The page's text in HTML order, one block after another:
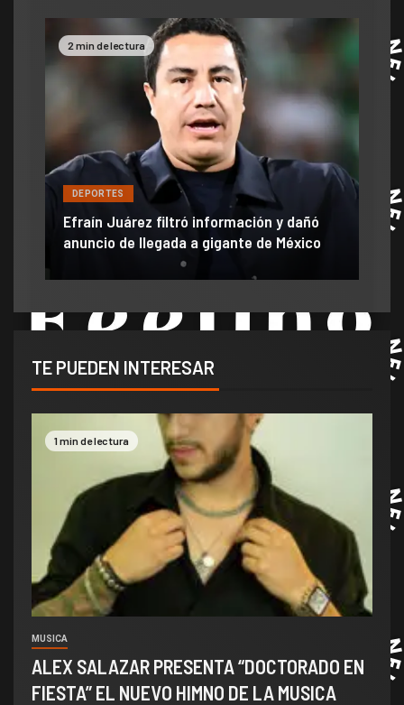
Juárez filtró información y dañó
de llegada a gigante de México
DEPORTES
James
momento en
ve en el campo
TE PUEDEN INTERESAR
1 min de lectura
MUSICA
ALEX SALAZAR PRESENTA “DOCTORADO EN
FIESTA” EL NUEVO HIMNO DE LA MUSICA